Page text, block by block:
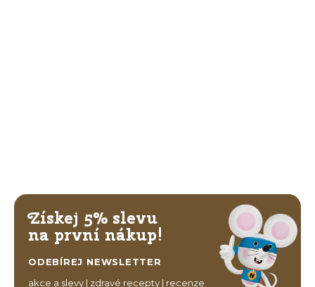
Získej 5% slevu
na první nákup!
ODEBÍREJ NEWSLETTER
akce a slevy | zdravé recepty | recenze